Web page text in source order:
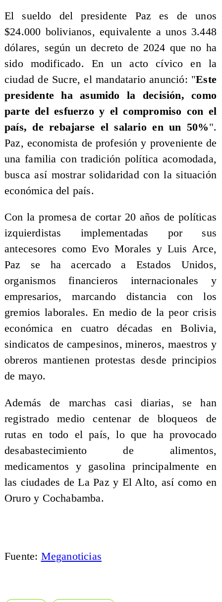
El sueldo del presidente Paz es de unos
$24.000 bolivianos, equivalente a unos 3.448
dólares, según un decreto de 2024 que no ha
sido modificado. En un acto cívico en la
ciudad de Sucre, el mandatario anunció: "Este
presidente ha asumido la decisión, como
parte del esfuerzo y el compromiso con el
país, de rebajarse el salario en un 50%".
Paz, economista de profesión y proveniente de
una familia con tradición política acomodada,
busca así mostrar solidaridad con la situación
económica del país.
Con la promesa de cortar 20 años de políticas
izquierdistas implementadas por sus
antecesores como Evo Morales y Luis Arce,
Paz se ha acercado a Estados Unidos,
organismos financieros internacionales y
empresarios, marcando distancia con los
gremios laborales. En medio de la peor crisis
económica en cuatro décadas en Bolivia,
sindicatos de campesinos, mineros, maestros y
obreros mantienen protestas desde principios
de mayo.
Además de marchas casi diarias, se han
registrado medio centenar de bloqueos de
rutas en todo el país, lo que ha provocado
desabastecimiento de alimentos,
medicamentos y gasolina principalmente en
las ciudades de La Paz y El Alto, así como en
Oruro y Cochabamba.
Fuente: Meganoticias